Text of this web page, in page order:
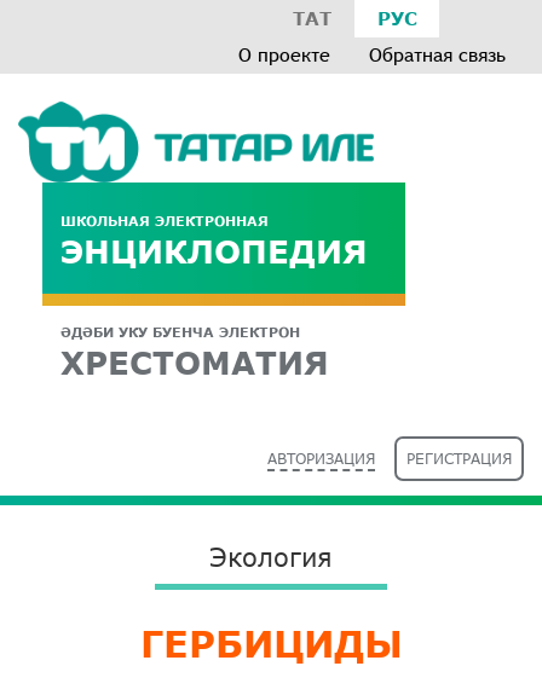
ТАТ РУС
О проекте Обратная связь
ШКОЛЬНАЯ ЭЛЕКТРОННАЯ
ЭНЦИКЛОПЕДИЯ
ӘДӘБИ УКУ БУЕНЧА ЭЛЕКТРОН
ХРЕСТОМАТИЯ
АВТОРИЗАЦИЯ РЕГИСТРАЦИЯ
Экология
ГЕРБИЦИДЫ